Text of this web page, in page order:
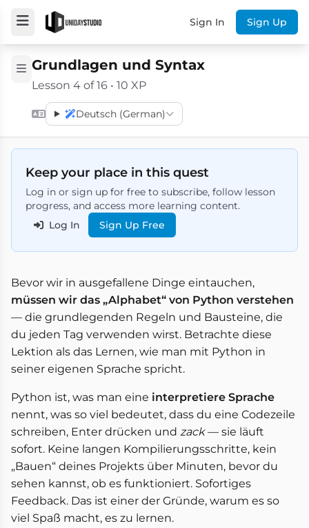
Sign In Sign Up
Grundlagen und Syntax
Lesson 4 of 16 • 10 XP
Deutsch (German)
Keep your place in this quest
Log in or sign up for free to subscribe, follow lesson
progress, and access more learning content.
Log In
Sign Up Free
Bevor wir in ausgefallene Dinge eintauchen,
müssen wir das „Alphabet“ von Python verstehen
— die grundlegenden Regeln und Bausteine, die
du jeden Tag verwenden wirst. Betrachte diese
Lektion als das Lernen, wie man mit Python in
seiner eigenen Sprache spricht.
Python ist, was man eine interpretiere Sprache
nennt, was so viel bedeutet, dass du eine Codezeile
schreiben, Enter drücken und zack— sie läuft
sofort. Keine langen Kompilierungsschritte, kein
„Bauen“ deines Projekts über Minuten, bevor du
sehen kannst, ob es funktioniert. Sofortiges
Feedback. Das ist einer der Gründe, warum es so
viel Spaß macht, es zu lernen.